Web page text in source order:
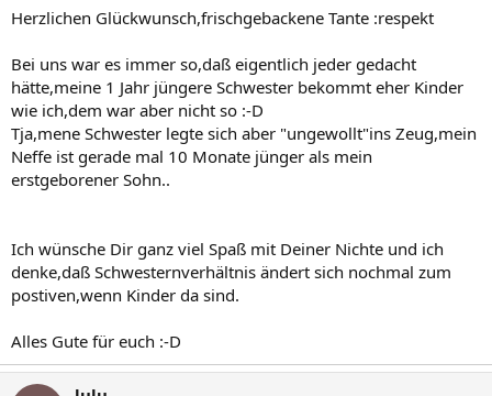
Herzlichen Glückwunsch,frischgebackene Tante :respekt
Bei uns war es immer so,daß eigentlich jeder gedacht
hätte,meine 1 Jahr jüngere Schwester bekommt eher Kinder
wie ich,dem war aber nicht so :-D
Tja,mene Schwester legte sich aber "ungewollt"ins Zeug,mein
Neffe ist gerade mal 10 Monate jünger als mein
erstgeborener Sohn..
Ich wünsche Dir ganz viel Spaß mit Deiner Nichte und ich
denke,daß Schwesternverhältnis ändert sich nochmal zum
postiven,wenn Kinder da sind.
Alles Gute für euch :-D